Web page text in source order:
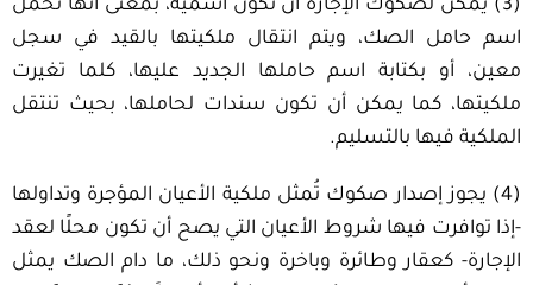
(3) يمكن لصكوك الإجارة أن تكون اسمية، بمعنى أنها تحمل
اسم حامل الصك، ويتم انتقال ملكيتها بالقيد في سجل
معين، أو بكتابة اسم حاملها الجديد عليها، كلما تغيرت
ملكيتها، كما يمكن أن تكون سندات لحاملها، بحيث تنتقل
الملكية فيها بالتسليم.
(4) يجوز إصدار صكوك تُمثل ملكية الأعيان المؤجرة وتداولها
-إذا توافرت فيها شروط الأعيان التي يصح أن تكون محلًا لعقد
الإجارة- كعقار وطائرة وباخرة ونحو ذلك، ما دام الصك يمثل